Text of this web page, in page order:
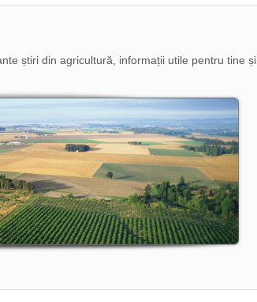
știri din agricultură, informații utile pentru tine și